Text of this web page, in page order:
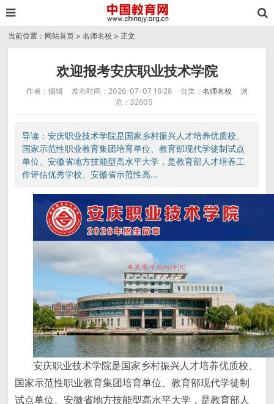
当前位置： 网站首页 >名师名校 > 正文
欢迎报考安庆职业技术学院
作者：编辑 发布时间：2026-07-07 16:28 分类： 名师名校
浏
览：32605
导读：安庆职业技术学院是国家乡村振兴人才培养优质校、
国家示范性职业教育集团培育单位、教育部现代学徒制试点
单位、安徽省地方技能型高水平大学，是教育部人才培养工
作评估优秀学校、安徽省示范性高...
安庆职业技术学院是国家乡村振兴人才培养优质校、
国家示范性职业教育集团培育单位、教育部现代学徒制
试点单位、安徽省地方技能型高水平大学，是教育部人